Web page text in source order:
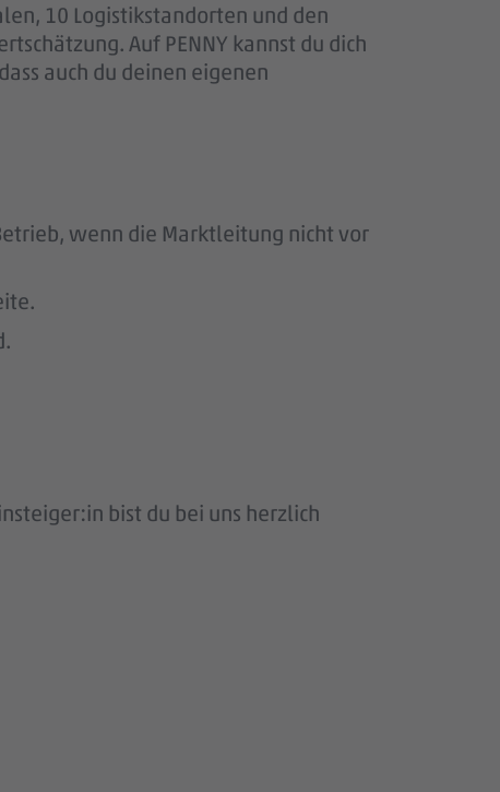
10 Logistikstandorten und den
Auf PENNY kannst du dich
auch du deinen eigenen
wenn die Marktleitung nicht vor
bist du bei uns herzlich